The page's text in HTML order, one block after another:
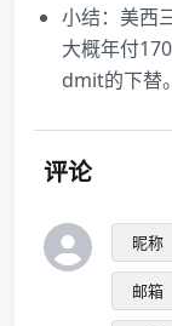
小结：美西
大概年付
dmit的下替。
评论
昵称
邮箱